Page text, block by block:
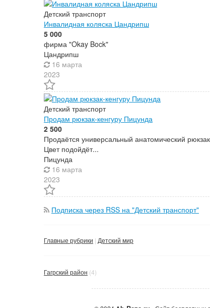
Детский транспорт
Инвалидная коляска Цандрипш
5 000
фирма "Okay Bock"
Цандрипш
16 марта
2023
Детский транспорт
Продам рюкзак-кенгуру Пицунда
2 500
Продаётся универсальный анатомический
Цвет подойдёт...
Пицунда
16 марта
2023
Подписка через RSS на "Детский транспорт"
Главные рубрики Детский мир
Гагрский район (4)